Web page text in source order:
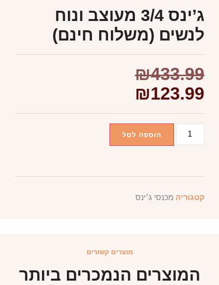
ג’ינס 3/4 מעוצב ונוח
לנשים (משלוח חינם)
₪433.99
₪123.99
הוספה לסל
קטגוריה מכנסי ג׳ינס
מוצרים קשורים
המוצרים הנמכרים ביותר